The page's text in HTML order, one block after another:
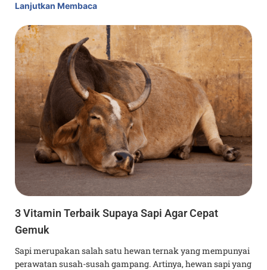
Lanjutkan Membaca
3 Vitamin Terbaik Supaya Sapi Agar Cepat
Gemuk
Sapi merupakan salah satu hewan ternak yang mempunyai
perawatan susah-susah gampang. Artinya, hewan sapi yang